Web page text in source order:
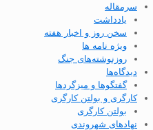
سرمقاله
یادداشت
سخن روز و اخبار هفته
ویژه نامه ها
روزنوشته‌های جنگ
دیدگاه‌ها
گفتگوها و میزگردها
کارگری و بولتن کارگری
بولتن کارگری
نهادهای شهروندی